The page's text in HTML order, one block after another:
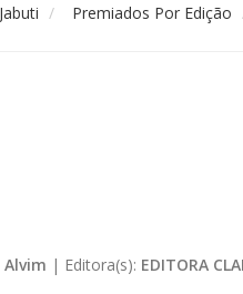
Premiados Por Edição
Alvim | Editora(s): EDITORA